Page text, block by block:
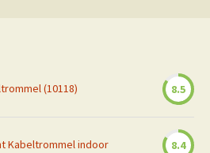
(10118) 8.5
Kabeltrommel indoor 8.4